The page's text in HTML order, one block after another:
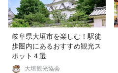
岐阜県大垣市を楽しむ！駅徒
歩圏内にあるおすすめ観光ス
ポット４選
大垣観光協会